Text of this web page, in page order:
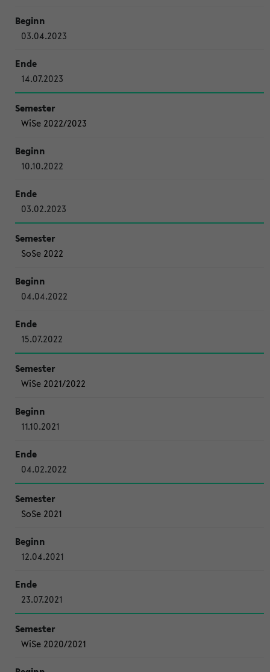
03.04.2023
14.07.2023
WiSe 2022/2023
10.10.2022
03.02.2023
SoSe 2022
04.04.2022
15.07.2022
WiSe 2021/2022
11.10.2021
04.02.2022
SoSe 2021
12.04.2021
23.07.2021
WiSe 2020/2021